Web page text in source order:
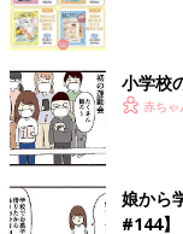
小学校
赤ちゃ
娘から
#144】